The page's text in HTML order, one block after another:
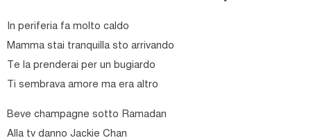
In periferia fa molto caldo
Mamma stai tranquilla sto arrivando
Te la prenderai per un bugiardo
Ti sembrava amore ma era altro
Beve champagne sotto Ramadan
Alla tv danno Jackie Chan